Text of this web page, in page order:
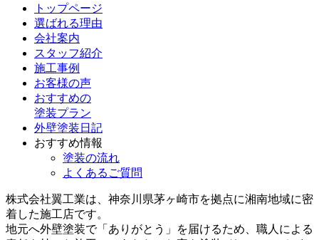
トップページ
選ばれる理由
会社案内
スタッフ紹介
施工事例
お客様の声
おすすめの
塗装プラン
外壁塗装日記
おすすめ情報
塗装の流れ
よくあるご質問
株式会社翼工業は、神奈川県茅ヶ崎市を拠点に湘南地域に密
着した施工店です。
地元へ外壁塗装で「ありがとう」
を届けるため、職人による